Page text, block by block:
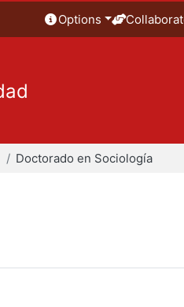
Options
Doctorado en Sociología